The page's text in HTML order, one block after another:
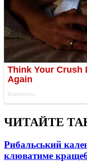
ЧИТАЙТЕ
Рибальський
клюватиме краще